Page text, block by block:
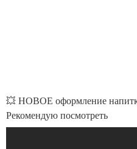
💥 НОВОЕ оформление
Рекомендую посмотреть